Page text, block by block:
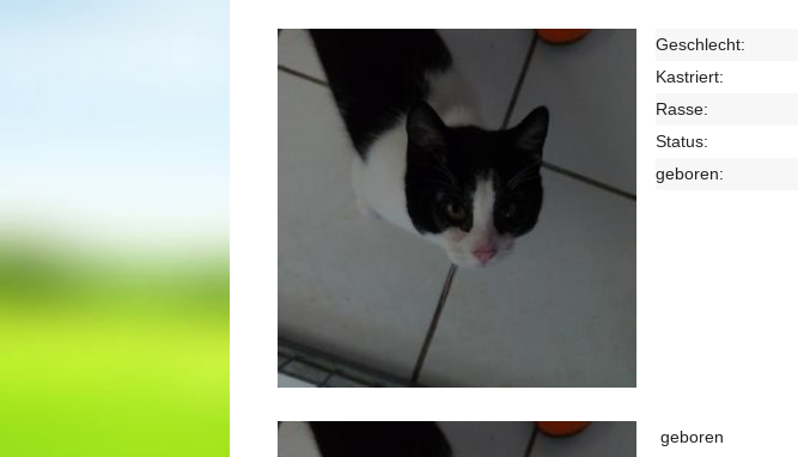
Geschlecht:
Kastriert:
Rasse:
Status:
geboren:
geboren